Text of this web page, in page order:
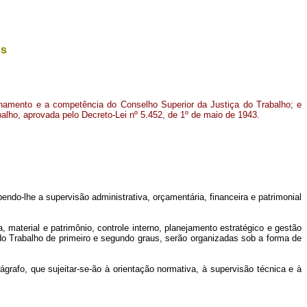
e a competência do Conselho Superior da Justiça do Trabalho; e
aprovada pelo Decreto-Lei nº 5.452, de 1º de maio de 1943.
lhe a supervisão administrativa, orçamentária, financeira e patrimonial
e patrimônio, controle interno, planejamento estratégico e gestão
de primeiro e segundo graus, serão organizadas sob a forma de
que sujeitar-se-ão à orientação normativa, à supervisão técnica e à